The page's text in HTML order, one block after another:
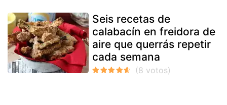
Seis recetas de
calabacín en freidora de
aire que querrás repetir
cada semana